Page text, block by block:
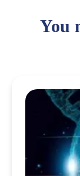
You